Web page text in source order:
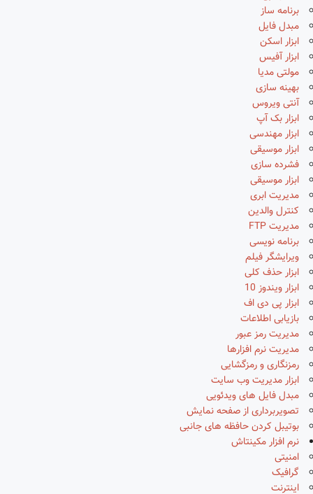
برنامه ساز
مبدل فایل
ابزار اسکن
ابزار آفیس
مولتی مدیا
بهینه سازی
آنتی ویروس
ابزار بک آپ
ابزار مهندسی
ابزار موسیقی
فشرده سازی
ابزار موسیقی
مدیریت ابری
کنترل والدین
مدیریت FTP
برنامه نویسی
ویرایشگر فیلم
ابزار حذف کلی
ابزار ویندوز 10
ابزار پی دی اف
بازیابی اطلاعات
مدیریت رمز عبور
مدیریت نرم افزارها
رمزنگاری و رمزگشایی
ابزار مدیریت وب سایت
مبدل فایل های ویدئویی
تصویربرداری از صفحه نمایش
بوتیبل کردن حافظه های جانبی
نرم افزار مکینتاش
امنیتی
گرافیک
اینترنت